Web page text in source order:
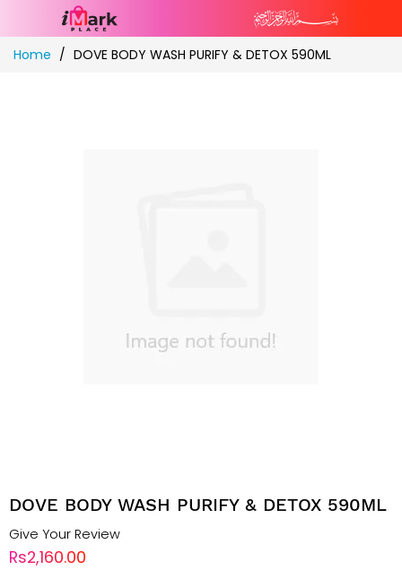
Skip
toHome DOVE BODY WASH PURIFY & DETOX 590ML
DOVE BODY WASH PURIFY & DETOX 590ML
Give Your Review
Rs2,160.00